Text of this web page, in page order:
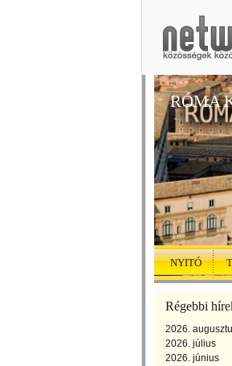
RÓMA
NYITÓ
Régebbi
2026.
2026. július
2026. június